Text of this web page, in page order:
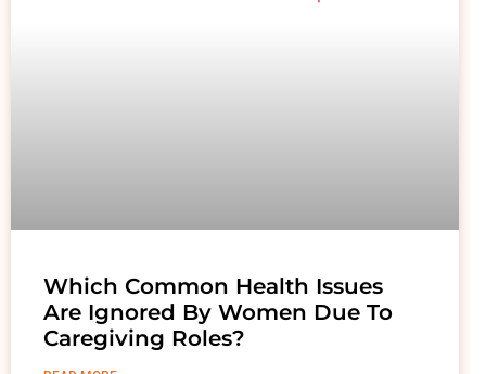
Which Common Health Issues
Are Ignored By Women Due To
Caregiving Roles?